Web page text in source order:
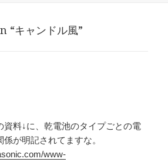
ー
キャンドル風”
資料↓に、乾電池のタイプごとの電
が明記されてますな。
www-